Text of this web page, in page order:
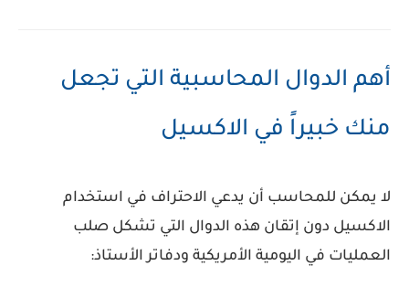
أهم الدوال المحاسبية التي تجعل
منك خبيراً في الاكسيل
لا يمكن للمحاسب أن يدعي الاحتراف في استخدام
الاكسيل دون إتقان هذه الدوال التي تشكل صلب
العمليات في اليومية الأمريكية ودفاتر الأستاذ: